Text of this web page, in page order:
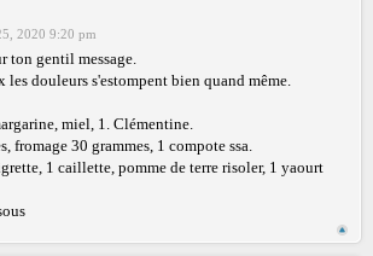
2020 9:20 pm
ton gentil message.
douleurs s'estompent bien quand même.
miel, 1. Clémentine.
fromage 30 grammes, 1 compote ssa.
1 caillette, pomme de terre risoler, 1 yaourt